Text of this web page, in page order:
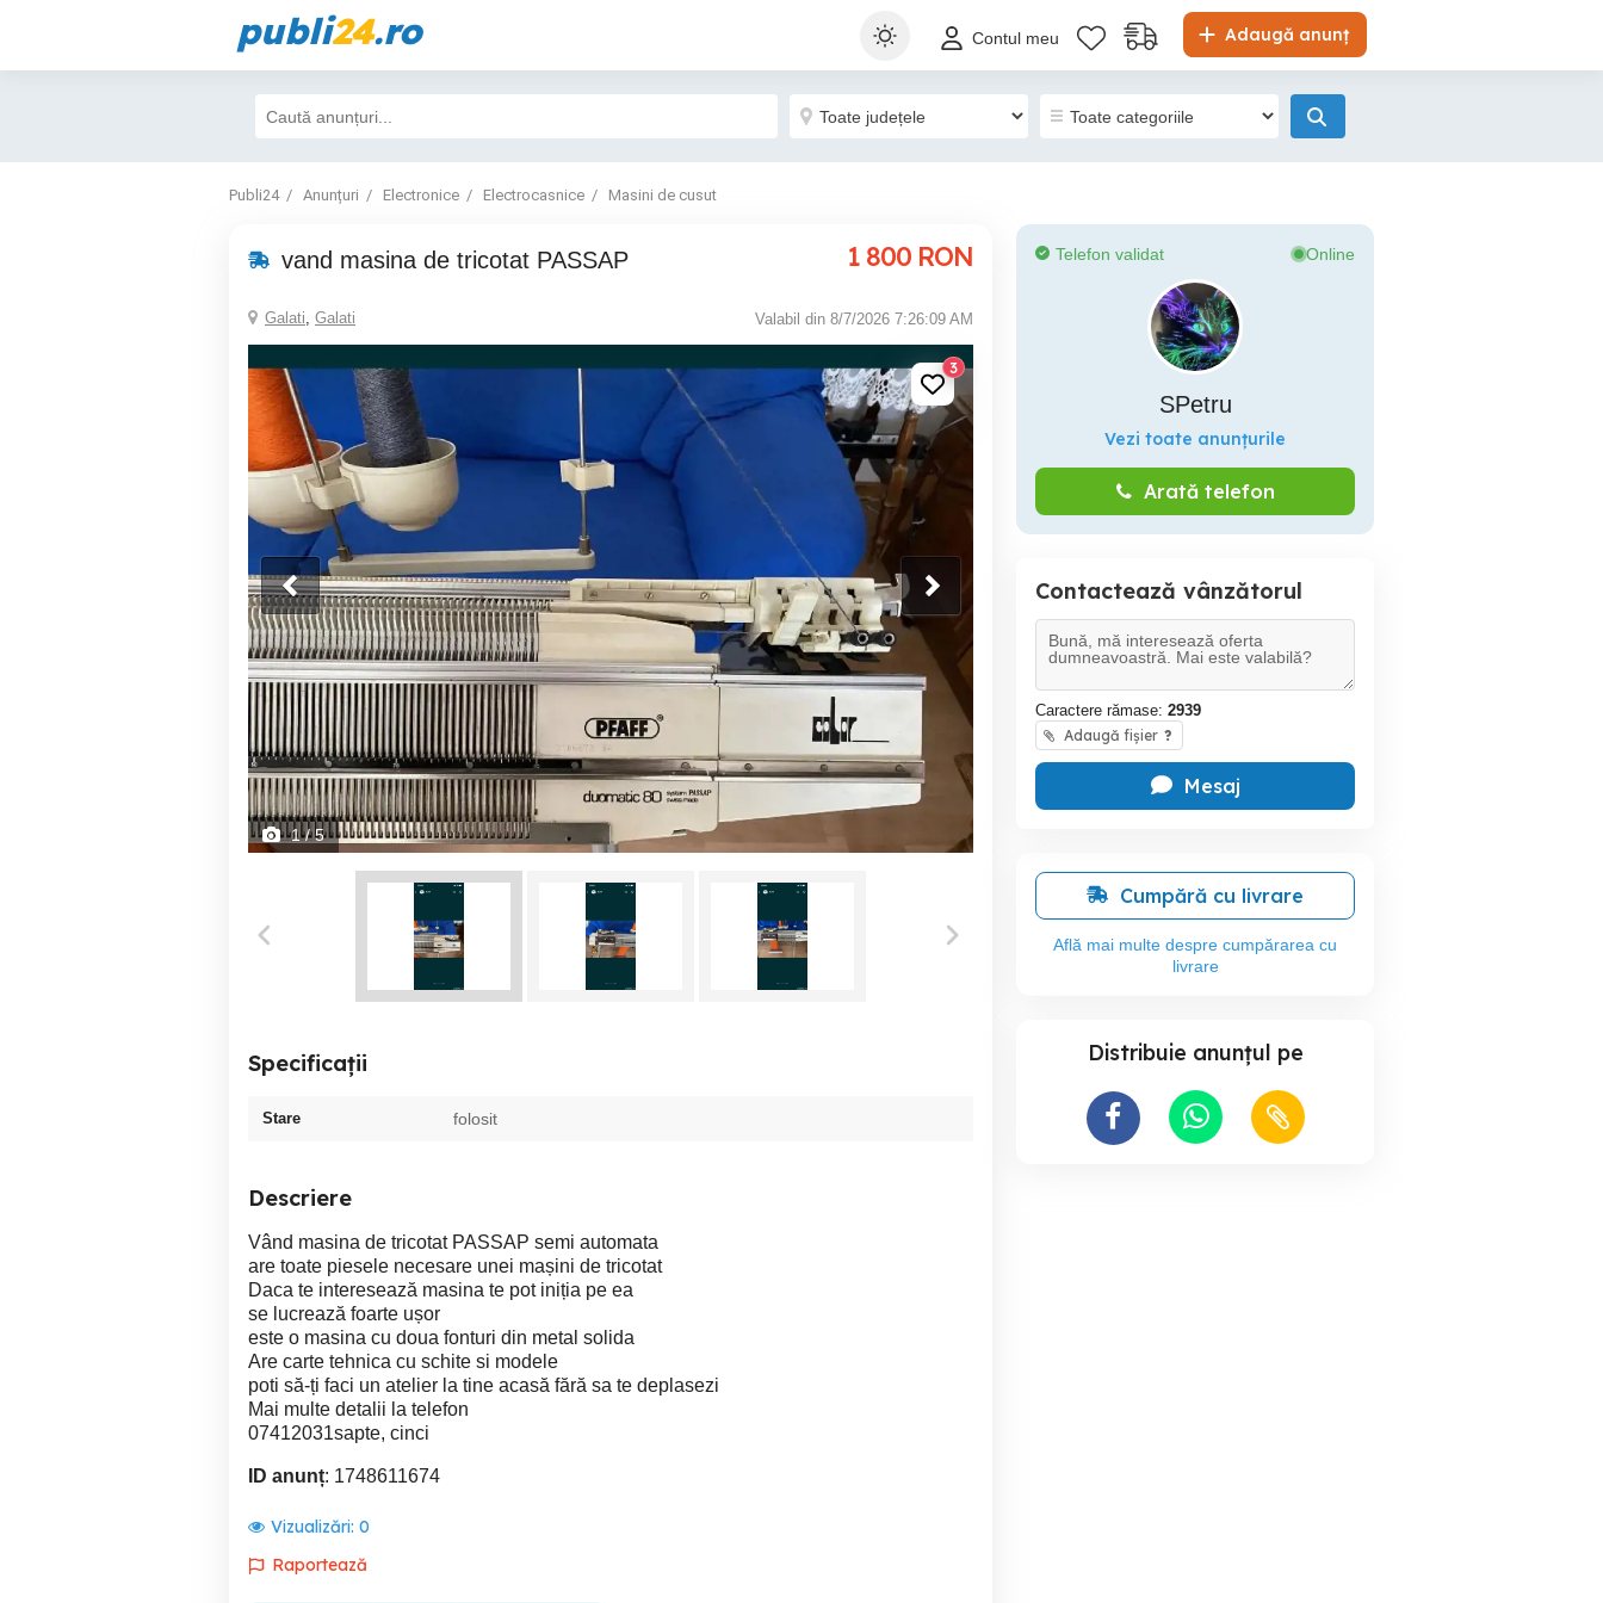
publi24.ro Adaugă anunț
Contul meu
Publi24 Anunțuri Electronice Electrocasnice Masini de cusut
vand masina de tricotat PASSAP 1 800 RON
Galati, Galati Valabil din 8/7/2026 7:26:09 AM
3
1/ 5
Specificații
Stare folosit
Descriere
Vând masina de tricotat PASSAP semi automata
are toate piesele necesare unei mașini de tricotat
Daca te interesează masina te pot iniția pe ea
se lucrează foarte ușor
este o masina cu doua fonturi din metal solida
Are carte tehnica cu schite si modele
poti să-ți faci un atelier la tine acasă fără sa te deplasezi
Mai multe detalii la telefon
07412031sapte, cinci
ID anunț: 1748611674
Vizualizări: 0
Raportează
Telefon validat Online
SPetru
Vezi toate anunțurile
Arată telefon
Contactează vânzătorul
Caractere rămase: 2939
Adaugă fișier ?
Mesaj
Cumpără cu livrare
Află mai multe despre cumpărarea cu
livrare
Distribuie anunțul pe